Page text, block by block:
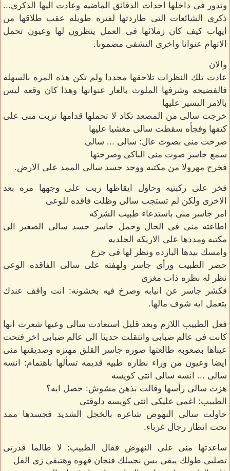
وتدور فى داخلها احداث الدقائق الماضيه وعادت اليها الذكرى...
ذكرى الشائعات التى طاردتها لفتره طويله عقب طلاقها من
ايهاب كيف كان زملائها فى العمل ينظرون لها وعيون تحمل
الاتهام عنوانا واخرى التشفى مضمونا.
والان
عادت تلك النظرات تلاحقها مجددا ولم تكن هذه المره بالسهله
فالفضيحه وشرفها الملوث بالعار عنوانها وهذا كان وقعه ليس
بالامر اليسير عليها
خرجت سالى من المصعد تكاد لا تحملها قدامها تربت منى على
كتفها وفجأه سقطت سالى مغشيا عليها
صرخت منى بصوت عال: سالى ... سالى
سمع جاسر صوت منى الباكى وصرختها
فخرج مهرولا من مكتبه ووجد جسد سالى الممد على الارض.
فخر على ركبتيه وحاول ايقاظها ربت على وجهها مره بعد
الاخرى ولكن لم تستجب سالى وظلت فاقده للوعى
امر جاسر منى باستدعاء طبيب الشركه
اطاعته منى فى الحال وحمل جاسر جسد سالى الصغير الى
مكتبه ومددها على الاريكه الجلديه
وامسك بيدها البارده ونظر لها فى جزع
حضر الطبيب ورأى جاسر ولهفته على سالى الفاقده الوعى
نظر له نظره ذات مغزى
فكشر جاسر عن انيابه وصرخ فيه بخشونه: انت واقف عندك
بتعمل ايه شوف مالها.
فعل الطبيب اللازم وبعد قليل استعادت سالى وعيها شعرت انها
كانت فى عالم ضبابى وانتقلت حديثا الى عالم ضبابى اخر فتحت
عيناها بصعوبه طالعتها صوره جاسر القلق مهتزه وصديقتها منى
ايضا وعيون من وراء نظاره طبيه قديمه تسألها باهتمام: انسه
سالى ... انسه سالى انتى كويسه
هزت سالى رأسها وقالت بذهن مشوش: حصل ايه؟
الطبيب: اغمى عليكى انتى كويسه دلوقتى
حاولت سالى النهوض شاعره بالخجل الشديد فجسدها ممد
تحت انظار رجال غرباء.
ساعدتها منى على النهوض فقال الطبيب: لا طالما قدرتى
تصلبى طولك يبقى بس نجيبلك فنجان قهوه وهتبقى زى الفل